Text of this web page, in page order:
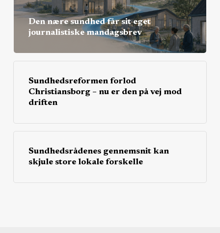
Den nære sundhed får sit eget
journalistiske mandagsbrev
Sundhedsreformen forlod
Christiansborg – nu er den på vej mod
driften
Sundhedsrådenes gennemsnit kan
skjule store lokale forskelle